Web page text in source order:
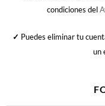
condiciones del
✓ Puedes eliminar tu
un